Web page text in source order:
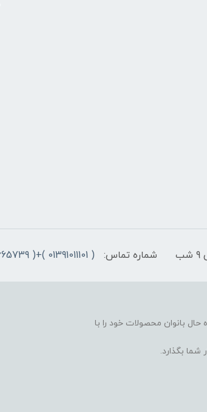
شماره تماس: ( 01391011101 )+( 09334665739 )+( 09301498979)
بانوان محصولات خود را با
شما بگذارد.